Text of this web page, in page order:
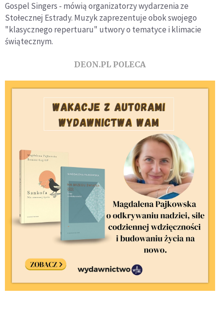
Gospel Singers - mówią organizatorzy wydarzenia ze
Stołecznej Estrady. Muzyk zaprezentuje obok swojego
"klasycznego repertuaru" utwory o tematyce i klimacie
świątecznym.
DEON.PL POLECA